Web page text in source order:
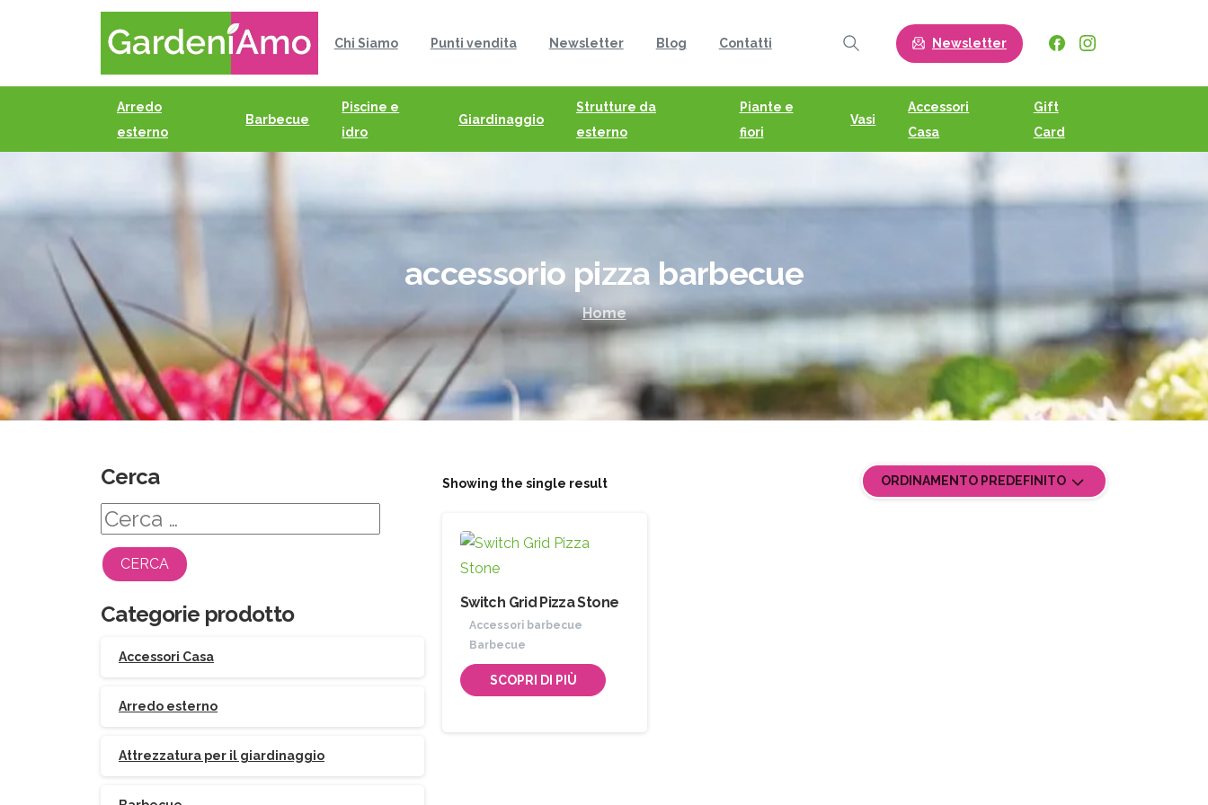
Chi Siamo Punti vendita Newsletter Blog Contatti
Search
Newsletter
Arredo
esterno
Barbecue
Piscine e
idro
Giardinaggio
Strutture da
esterno
Piante e
fiori
Vasi
Accessori
Casa
Gift
Card
accessorio pizza barbecue
Home
Showing the single result ORDINAMENTO PREDEFINITO
Switch Grid Pizza Stone
Accessori barbecue
Barbecue
SCOPRI DI PIÙ
Cerca
Ricerca
per:
Categorie prodotto
Accessori Casa
Arredo esterno
Attrezzatura per il giardinaggio